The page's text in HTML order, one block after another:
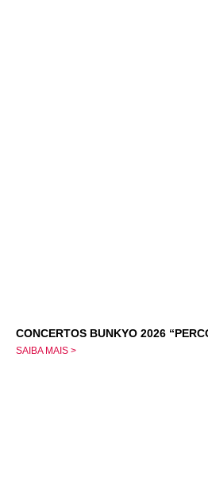
CONCERTOS BUNKYO 2026
SAIBA MAIS >